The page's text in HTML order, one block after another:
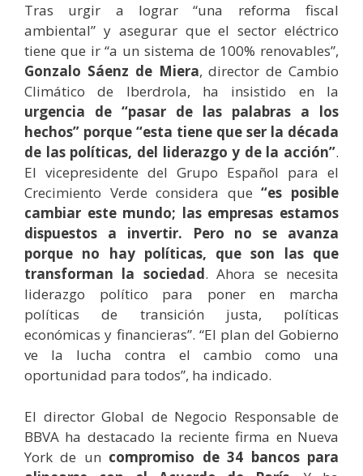
Tras urgir a lograr “una reforma fiscal
ambiental” y asegurar que el sector eléctrico
tiene que ir “a un sistema de 100% renovables”,
Gonzalo Sáenz de Miera, director de Cambio
Climático de Iberdrola, ha insistido en la
urgencia de “pasar de las palabras a los
hechos” porque “esta tiene que ser la década
de las políticas, del liderazgo y de la acción”.
El vicepresidente del Grupo Español para el
Crecimiento Verde considera que“es posible
cambiar este mundo; las empresas estamos
dispuestos a invertir. Pero no se avanza
porque no hay políticas, que son las que
transforman la sociedad. Ahora se necesita
liderazgo político para poner en marcha
políticas de transición justa, políticas
económicas y financieras”. “El plan del Gobierno
ve la lucha contra el cambio como una
oportunidad para todos”, ha indicado.
El director Global de Negocio Responsable de
BBVA ha destacado la reciente firma en Nueva
York de un compromiso de 34 bancos para